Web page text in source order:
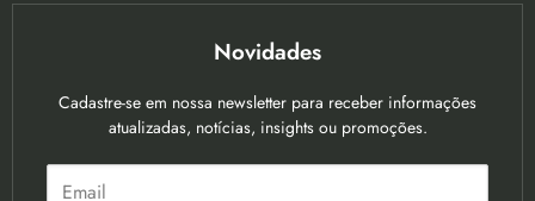
Novidades
Cadastre-se em nossa newsletter para receber informações
atualizadas, notícias, insights ou promoções.